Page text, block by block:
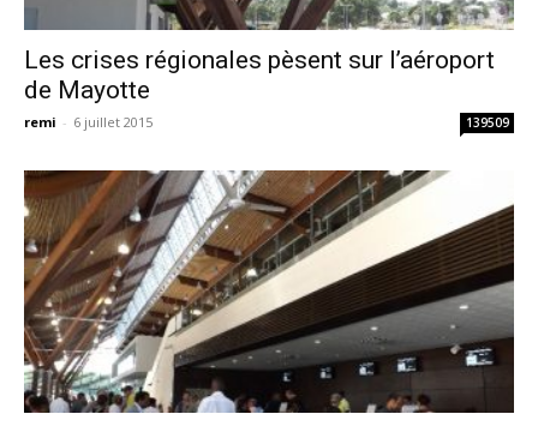
Les crises régionales pèsent sur l’aéroport
de Mayotte
remi - 6 juillet 2015 139509